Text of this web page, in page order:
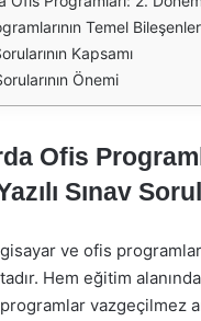
Temel
Kapsamı
Önemi
Ofis
Sınav
ve ofis
Hem eğitim
vazgeçilmez